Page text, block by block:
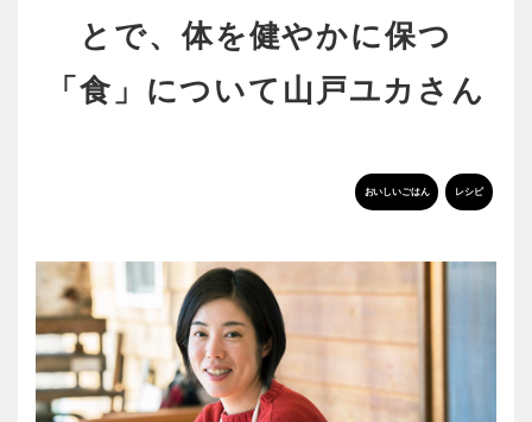
とで、体を健やかに保つ
「食」について山戸ユカさん
おいしいごはん レシピ